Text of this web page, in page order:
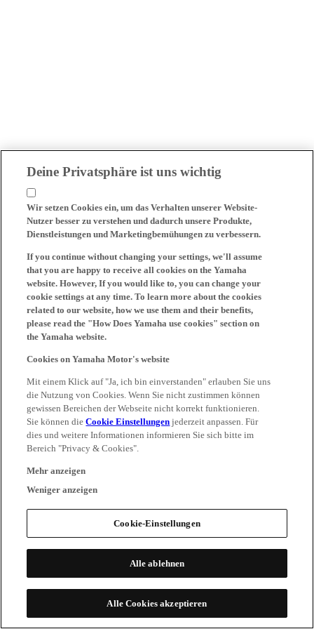
Deine Privatsphäre ist uns wichtig
Wir setzen Cookies ein, um das Verhalten unserer Website-
Nutzer besser zu verstehen und dadurch unsere Produkte,
Dienstleistungen und Marketingbemühungen zu verbessern.
If you continue without changing your settings, we'll assume
that you are happy to receive all cookies on the Yamaha
website. However, If you would like to, you can change your
cookie settings at any time. To learn more about the cookies
related to our website, how we use them and their benefits,
please read the "How Does Yamaha use cookies" section on
the Yamaha website.
Cookies on Yamaha Motor's website
Mit einem Klick auf "Ja, ich bin einverstanden" erlauben Sie uns
die Nutzung von Cookies. Wenn Sie nicht zustimmen können
gewissen Bereichen der Webseite nicht korrekt funktionieren.
Sie können dieCookie Einstellungen jederzeit anpassen. Für
dies und weitere Informationen informieren Sie sich bitte im
Bereich "Privacy & Cookies".
Mehr anzeigen
Weniger anzeigen
Cookie-Einstellungen
Alle ablehnen
Alle Cookies akzeptieren